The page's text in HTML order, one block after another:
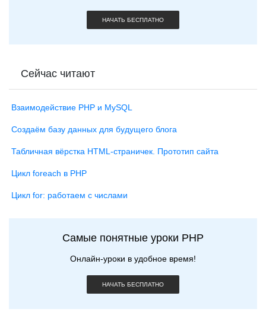
НАЧАТЬ БЕСПЛАТНО
Сейчас читают
Взаимодействие PHP и MySQL
Создаём базу данных для будущего блога
Табличная вёрстка HTML-страничек. Прототип сайта
Цикл foreach в PHP
Цикл for: работаем с числами
Самые понятные уроки PHP
Онлайн-уроки в удобное время!
НАЧАТЬ БЕСПЛАТНО